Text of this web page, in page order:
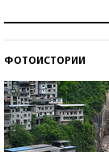
ФОТОИСТОРИИ